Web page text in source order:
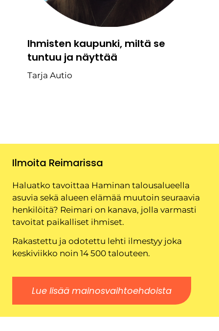
Ihmisten kaupunki, miltä se
tuntuu ja näyttää
Tarja Autio
Ilmoita Reimarissa
Haluatko tavoittaa Haminan talousalueella
asuvia sekä alueen elämää muutoin seuraavia
henkilöitä? Reimari on kanava, jolla varmasti
tavoitat paikalliset ihmiset.
Rakastettu ja odotettu lehti ilmestyy joka
keskiviikko noin 14 500 talouteen.
Lue lisää mainosvaihtoehdoista